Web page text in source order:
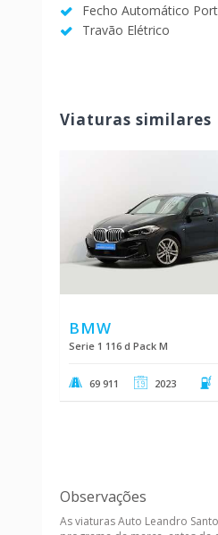
Fecho Automático
Travão Elétrico
Viaturas similares
BMW
Serie 1 116 d Pack M
69 911 2023
Observações
As viaturas Auto Leandro